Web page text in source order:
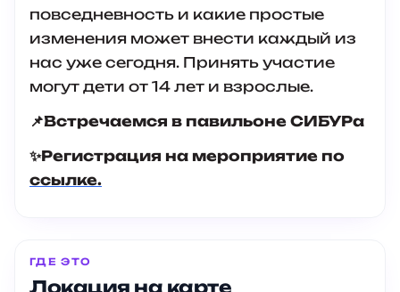
повседневность и какие простые
изменения может внести каждый из
нас уже сегодня. Принять участие
могут дети от 14 лет и взрослые.
📌Встречаемся в павильоне СИБУРа
✨Регистрация на мероприятие по
ссылке.
ГДЕ ЭТО
Локация на карте